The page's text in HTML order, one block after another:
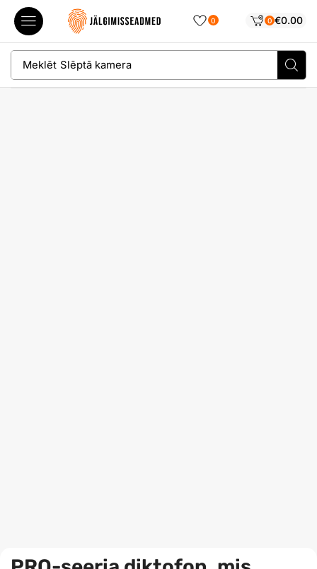
0 0 €0.00
Meklēt Slēptā kamera